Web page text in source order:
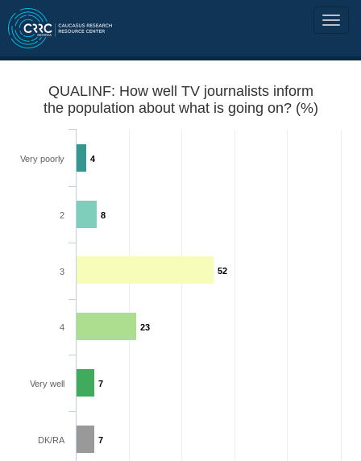
QUALINF: How well TV journalists inform
the population about what is going on? (%)
4
8
52
23
7
7
Very poorly
2
3
4
Very well
DK/RA